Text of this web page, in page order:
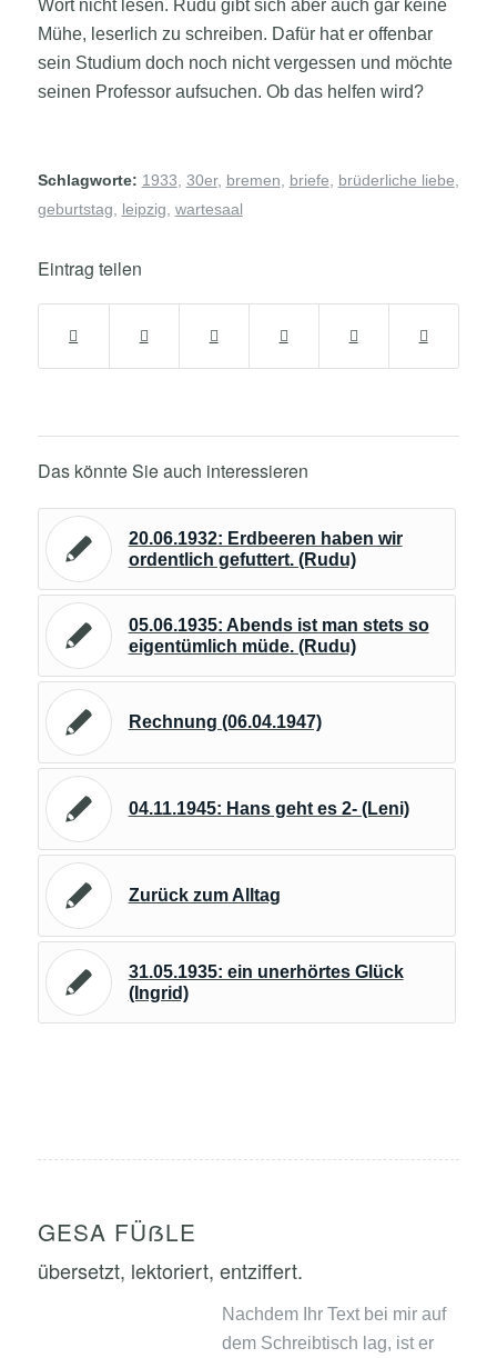
Wort nicht lesen. Rudu gibt sich aber auch gar keine
Mühe, leserlich zu schreiben. Dafür hat er offenbar
sein Studium doch noch nicht vergessen und möchte
seinen Professor aufsuchen. Ob das helfen wird?
Schlagworte: 1933 30er, bremen briefe brüderliche liebe
geburtstag
leipzig wartesaal
Eintrag teilen
Das könnte Sie auch interessieren
20.06.1932: Erdbeeren haben wir
ordentlich gefuttert. (Rudu)
05.06.1935: Abends ist man stets so
eigentümlich müde. (Rudu)
Rechnung (06.04.1947)
04.11.1945: Hans geht es 2- (Leni)
Zurück zum Alltag
31.05.1935: ein unerhörtes Glück
(Ingrid)
GESA FÜẞLE
übersetzt, lektoriert, entziffert.
Nachdem Ihr Text bei mir auf
dem Schreibtisch lag, ist er